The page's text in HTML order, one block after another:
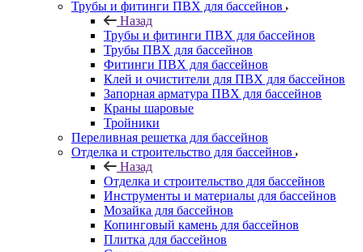
Трубы и фитинги ПВХ для бассейнов
Назад
Трубы и фитинги ПВХ для бассейнов
Трубы ПВХ для бассейнов
Фитинги ПВХ для бассейнов
Клей и очистители для ПВХ для бассейнов
Запорная арматура ПВХ для бассейнов
Краны шаровые
Тройники
Переливная решетка для бассейнов
Отделка и строительство для бассейнов
Назад
Отделка и строительство для бассейнов
Инструменты и материалы для бассейнов
Мозайка для бассейнов
Копинговый камень для бассейнов
Плитка для бассейнов